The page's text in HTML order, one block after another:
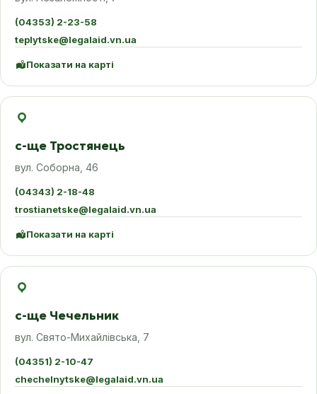
(04353) 2-23-58
teplytske@legalaid.vn.ua
Показати на карті
с-ще Тростянець
вул. Соборна, 46
(04343) 2-18-48
trostianetske@legalaid.vn.ua
Показати на карті
с-ще Чечельник
вул. Свято-Михайлівська, 7
(04351) 2-10-47
chechelnytske@legalaid.vn.ua